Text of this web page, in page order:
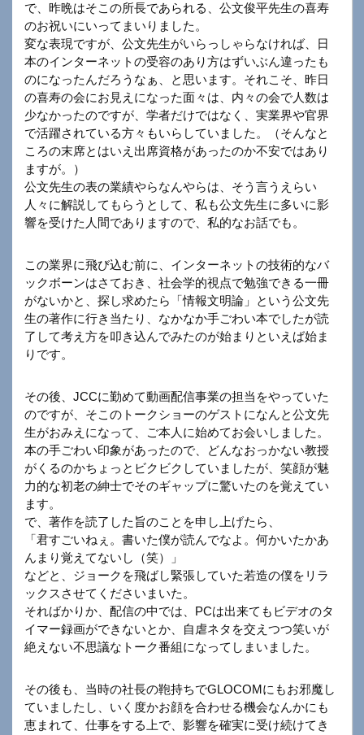
で、昨晩はそこの所長であられる、公文俊平先生の喜寿
のお祝いにいってまいりました。
変な表現ですが、公文先生がいらっしゃらなければ、日
本のインターネットの受容のあり方はずいぶん違ったも
のになったんだろうなぁ、と思います。それこそ、昨日
の喜寿の会にお見えになった面々は、内々の会で人数は
少なかったのですが、学者だけではなく、実業界や官界
で活躍されている方々もいらしていました。（そんなと
ころの末席とはいえ出席資格があったのか不安ではあり
ますが。）
公文先生の表の業績やらなんやらは、そう言うえらい
人々に解説してもらうとして、私も公文先生に多いに影
響を受けた人間でありますので、私的なお話でも。
この業界に飛び込む前に、インターネットの技術的なバ
ックボーンはさておき、社会学的視点で勉強できる一冊
がないかと、探し求めたら「情報文明論」という公文先
生の著作に行き当たり、なかなか手ごわい本でしたが読
了して考え方を叩き込んでみたのが始まりといえば始ま
りです。
その後、JCCに勤めて動画配信事業の担当をやっていた
のですが、そこのトークショーのゲストになんと公文先
生がおみえになって、ご本人に始めてお会いしました。
本の手ごわい印象があったので、どんなおっかない教授
がくるのかちょっとビクビクしていましたが、笑顔が魅
力的な初老の紳士でそのギャップに驚いたのを覚えてい
ます。
で、著作を読了した旨のことを申し上げたら、
「君すごいねぇ。書いた僕が読んでなよ。何かいたかあ
んまり覚えてないし（笑）」
などと、ジョークを飛ばし緊張していた若造の僕をリラ
ックスさせてくださいまいた。
そればかりか、配信の中では、PCは出来てもビデオのタ
イマー録画ができないとか、自虐ネタを交えつつ笑いが
絶えない不思議なトーク番組になってしまいました。
その後も、当時の社長の鞄持ちでGLOCOMにもお邪魔し
ていましたし、いく度かお顔を合わせる機会なんかにも
恵まれて、仕事をする上で、影響を確実に受け続けてき